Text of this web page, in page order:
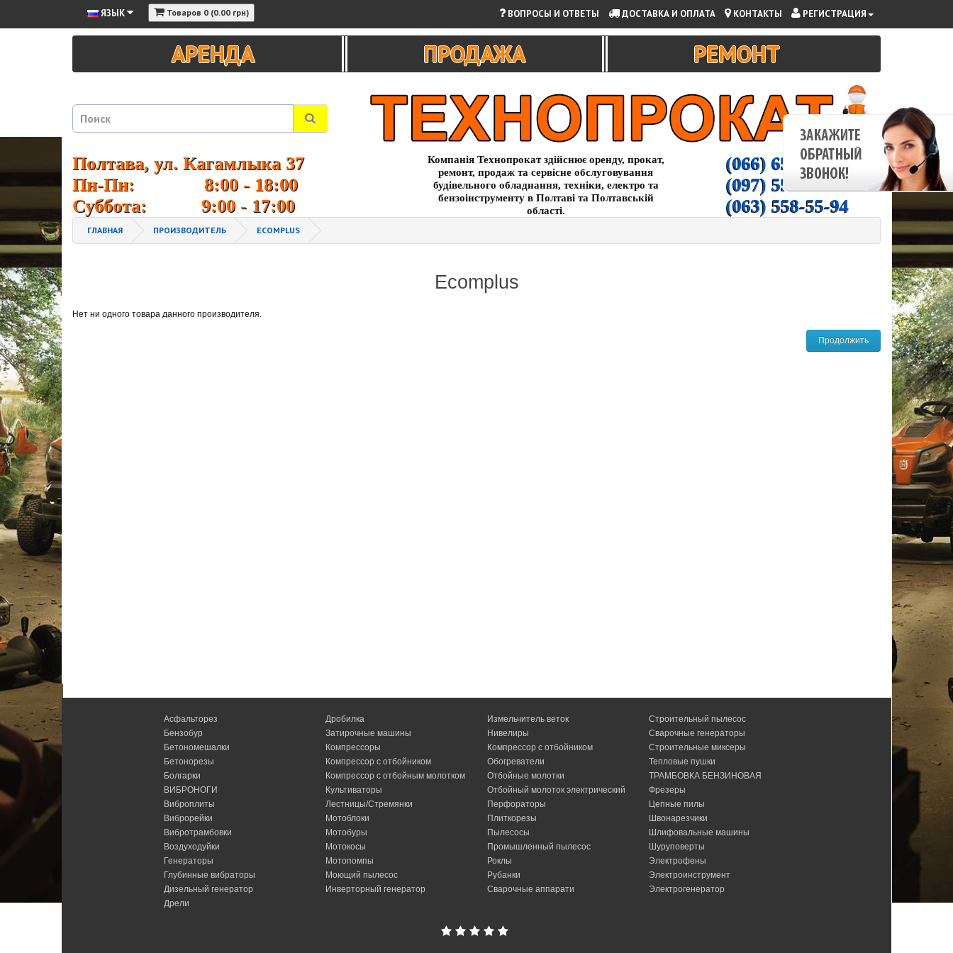
ЯЗЫК Товаров 0 (0.00 грн) ВОПРОСЫ И ОТВЕТЫ ДОСТАВКА И ОПЛАТА КОНТАКТЫ РЕГИСТРАЦИЯ
АРЕНДА ПРОДАЖА РЕМОНТ
Полтава, ул. Кагамлыка 37
Пн-Пн: 8:00 - 18:00
Суббота: 9:00 - 17:00
Компанія Технопрокат здійснює оренду, прокат,
ремонт, продаж та сервісне обслуговування
будівельного обладнання, техніки, електро та
бензоінструменту в Полтаві та Полтавській
області.
(066) 65-000-94
(097) 55-00-266
(063) 558-55-94
ГЛАВНАЯ ПРОИЗВОДИТЕЛЬ ECOMPLUS
Ecomplus
Нет ни одного товара данного производителя.
Продолжить
Асфальторез
Бензобур
Бетономешалки
Бетонорезы
Болгарки
ВИБРОНОГИ
Виброплиты
Виброрейки
Вибротрамбовки
Воздуходуйки
Генераторы
Глубинные вибраторы
Дизельный генератор
Дрели
Дробилка
Затирочные машины
Компрессоры
Компрессор с отбойником
Компрессор с отбойным молотком
Культиваторы
Лестницы/Стремянки
Мотоблоки
Мотобуры
Мотокосы
Мотопомпы
Моющий пылесос
Инверторный генератор
Измельчитель веток
Нивелиры
Компрессор с отбойником
Обогреватели
Отбойные молотки
Отбойный молоток электрический
Перфораторы
Плиткорезы
Пылесосы
Промышленный пылесос
Роклы
Рубанки
Сварочные аппарати
Строительный пылесос
Сварочные генераторы
Строительные миксеры
Тепловые пушки
ТРАМБОВКА БЕНЗИНОВАЯ
Фрезеры
Цепные пилы
Швонарезчики
Шлифовальные машины
Шуруповерты
Электрофены
Электроинструмент
Электрогенератор